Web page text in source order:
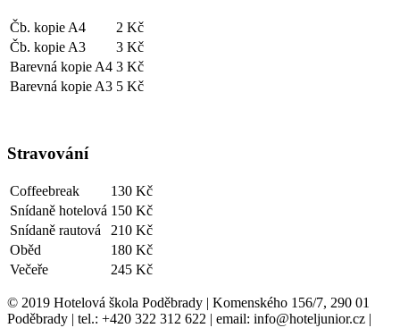
Čb. kopie A4
2 Kč
Čb. kopie A3
3 Kč
Barevná kopie A4 3 Kč
Barevná kopie A3 5 Kč
Stravování
Coffeebreak
130 Kč
Snídaně hotelová 150 Kč
Snídaně rautová
210 Kč
Oběd
180 Kč
Večeře
245 Kč
© 2019 Hotelová škola Poděbrady | Komenského 156/7, 290 01
Poděbrady | tel.: +420 322 312 622 | email: info@hoteljunior.cz |